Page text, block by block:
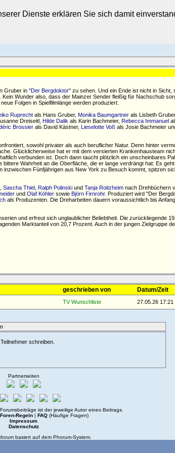
Dienste erklären Sie sich damit
Gruber in "Der Bergdoktor" zu sehen. Und ein Ende ist nicht in Sicht,
Wunder also, dass der Mainzer Sender fleißig für Nachschub
Folgen in Spielfilmlänge werden produziert.
Ruprecht als Hans Gruber, Monika Baumgartner als Lisbeth
Dreiseitl, Hilde Dalik als Karin Bachmeier, Rebecca Immanuel
Brossier als David Kästner, Lieselotte Voß als Josie Bachmeier
sowohl privater als auch beruflicher Natur. Denn hinter
Glücklicherweise hat er mit dem versierten Krankenhausteam
verbunden ist. Doch dann taucht plötzlich ein unscheinbares
Wahrheit an die Oberfläche, die er lange verdrängt hat: Es
inzwischen Fünfjährigen aus New York zu Besuch kommt, spitzen
, Sascha Thiel , Ralph Polinski und Tanja Roitzheim nach Drehbüchern
und Olaf Köhler sowie Björn Firnrohr. Produziert wird "Der
als Produzenten. Die Dreharbeiten dauern voraussichtlich bis
und erfreut sich unglaublicher Beliebtheit. Die zurückliegende
Marktanteil von 20,7 Prozent. Auch in der jungen Zielgruppe
geschrieben von Datum/Zeit
TV Wunschliste 27.05.26 17:21
schreiben.
Partnerseiten
ist der jeweilige Autor eines Beitrags.
Foren-Regeln FAQ (Häufige Fragen)
Impressum
Datenschutz
basiert auf dem Phorum-System.